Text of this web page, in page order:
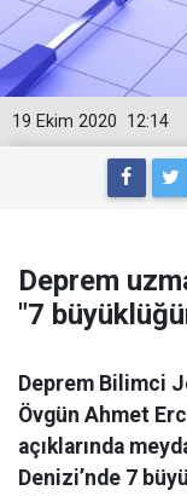
12:14
19 Ekim 2020
Deprem
"7
Deprem Bilimci
Övgün Ahmet
açıklarında
Denizi’nde 7